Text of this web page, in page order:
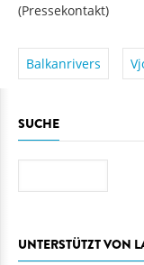
(Pressekontakt)
Balkanrivers
SUCHE
UNTERSTÜTZT VON